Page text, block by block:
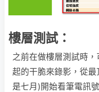
樓層測試：
之前在做樓層測試時
起的干脆來錄影，從
是七月)開始看筆電訊